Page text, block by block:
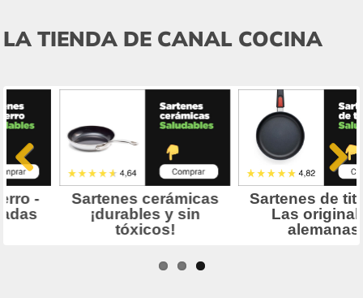
LA TIENDA DE CANAL COCINA